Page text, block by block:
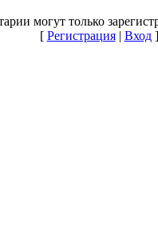
могут только
[ Регистрация| Вход]